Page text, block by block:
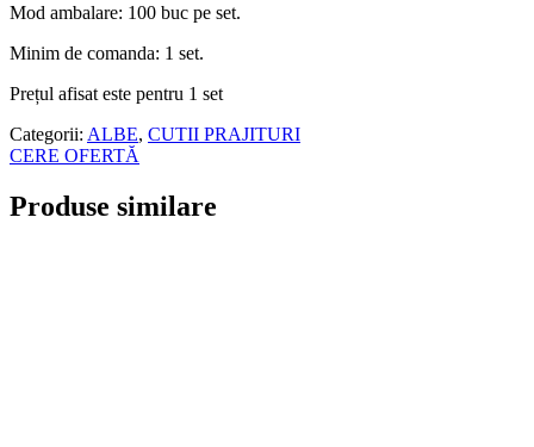
Mod ambalare: 100 buc pe set.
Minim de comanda: 1 set.
Prețul afisat este pentru 1 set
Categorii: ALBE, CUTII PRAJITURI
CERE OFERTĂ
Produse similare